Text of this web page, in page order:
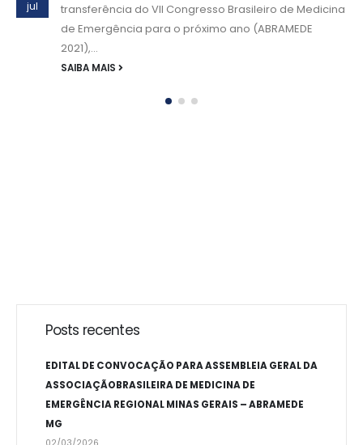
transferência do VII Congresso Brasileiro de Medicina
de Emergência para o próximo ano (ABRAMEDE
2021),...
SAIBA MAIS
Posts recentes
EDITAL DE CONVOCAÇÃO PARA ASSEMBLEIA GERAL DA
ASSOCIAÇÃOBRASILEIRA DE MEDICINA DE
EMERGÊNCIA REGIONAL MINAS GERAIS – ABRAMEDE
MG